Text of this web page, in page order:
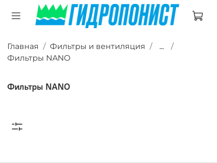
Главная Фильтры и вентиляция
...
Фильтры NANO
Фильтры NANO